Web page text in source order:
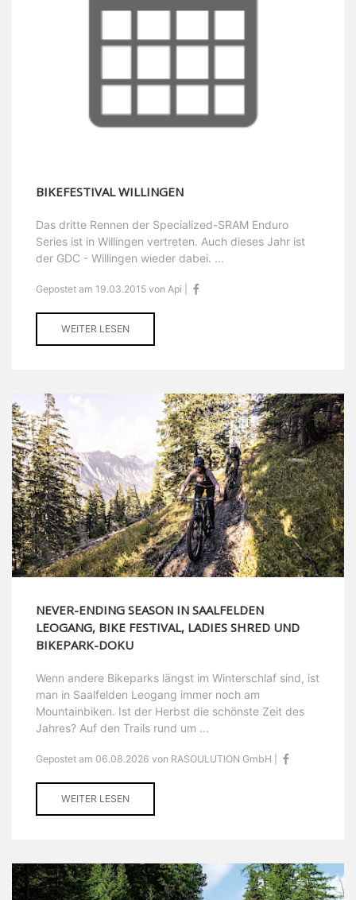
BIKEFESTIVAL WILLINGEN
Das dritte Rennen der Specialized-SRAM Enduro
Series ist in Willingen vertreten. Auch dieses Jahr ist
der GDC - Willingen wieder dabei. ...
Gepostet am 19.03.2015 von Api |
WEITER LESEN
NEVER-ENDING SEASON IN SAALFELDEN
LEOGANG, BIKE FESTIVAL, LADIES SHRED UND
BIKEPARK-DOKU
Wenn andere Bikeparks längst im Winterschlaf sind, ist
man in Saalfelden Leogang immer noch am
Mountainbiken. Ist der Herbst die schönste Zeit des
Jahres? Auf den Trails rund um ...
Gepostet am 06.08.2026 von RASOULUTION GmbH |
WEITER LESEN